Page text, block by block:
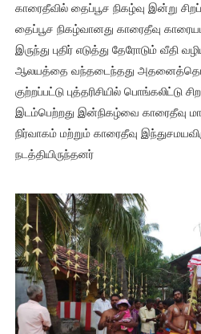
காரைதீவில் தைப்பூச நிகழ்வு இன்று
தைப்பூச நிகழ்வானது காரைதீவு
இருந்து புதிர் எடுத்து தேரோடும் வீதி
ஆலயத்தை வந்தடைந்தது
குற்றப்பட்டு புத்தரிசியில் பொங்கலிட்டு
இடம்பெற்றது இன்நிகழ்வை காரைதீவு
நிர்வாகம் மற்றும் காரைதீவு
நடத்தியிருந்தனர்